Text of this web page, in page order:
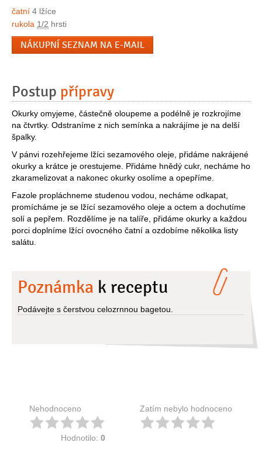
čatní 4 lžíce
rukola 1/2 hrsti
NÁKUPNÍ SEZNAM NA E-MAIL
Postup přípravy
Okurky omyjeme, částečně oloupeme a podélně je rozkrojíme
na čtvrtky. Odstraníme z nich semínka a nakrájíme je na delší
špalky.
V pánvi rozehřejeme lžíci sezamového oleje, přidáme nakrájené
okurky a krátce je orestujeme. Přidáme hnědý cukr, necháme ho
zkaramelizovat a nakonec okurky osolíme a opepříme.
Fazole propláchneme studenou vodou, necháme odkapat,
promícháme je se lžící sezamového oleje a octem a dochutíme
solí a pepřem. Rozdělíme je na talíře, přidáme okurky a každou
porci doplníme lžící ovocného čatní a ozdobíme několika listy
salátu.
Poznámka k receptu
Podávejte s čerstvou celozrnnou bagetou.
Nehodnoceno
Hodnotilo: 0
Zatím nebylo hodnoceno